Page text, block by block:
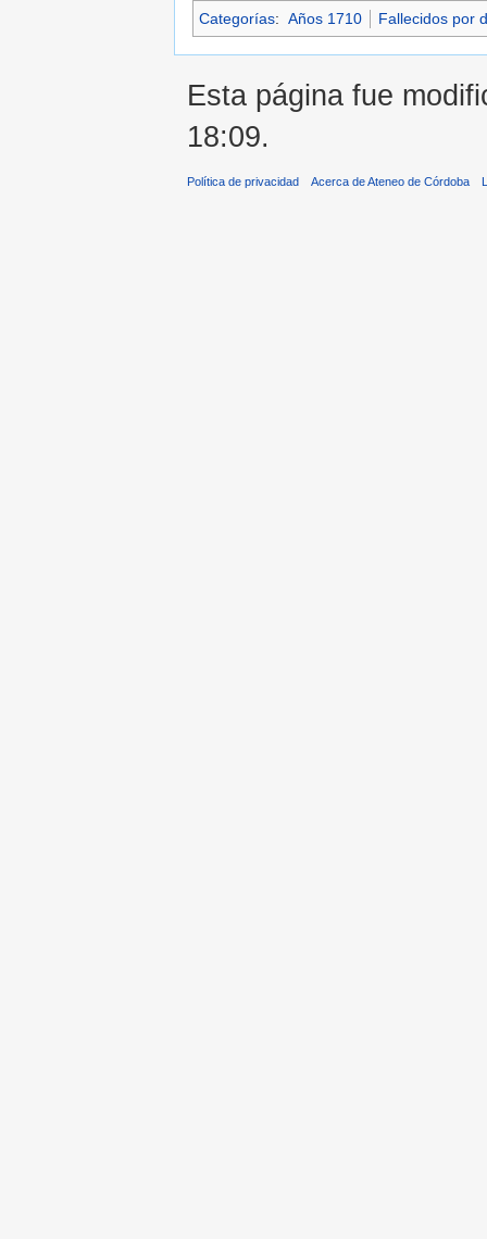
Categorías: Años 1710 Fallecidos por
Esta página fue
18:09.
Política de privacidad Acerca de Ateneo de Córdoba